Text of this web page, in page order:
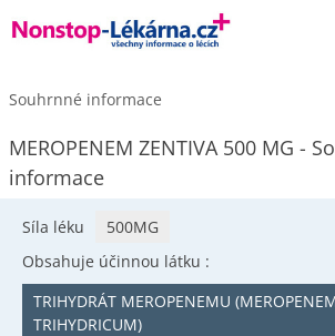
Souhrnné informace
MEROPENEM ZENTIVA 500 MG -
informace
Síla léku
500MG
Obsahuje účinnou látku :
TRIHYDRÁT MEROPENEMU
TRIHYDRICUM)